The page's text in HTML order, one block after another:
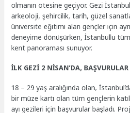
olmanın ötesine geçiyor. Gezi
arkeoloji, şehircilik, tarih, güzel
üniversite eğitimi alan gençler için
deneyime dönüşürken, İstanbullu tüm
kent panoraması sunuyor.
İLK GEZİ 2 NİSAN’DA,
18 – 29 yaş aralığında olan,
bir müze kartı olan tüm gençlerin
ayı gezileri için başvurular başladı.